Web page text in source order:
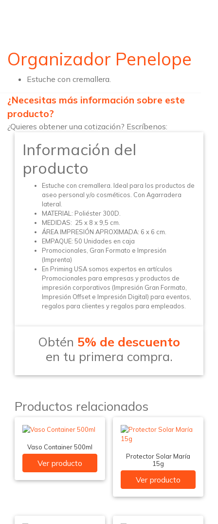
Organizador Penelope
Estuche con cremallera.
¿Necesitas más información sobre este
producto?
¿Quieres obtener una cotización? Escríbenos:
Información del
producto
Estuche con cremallera. Ideal para los productos de
aseo personal y/o cosméticos. Con Agarradera
lateral.
MATERIAL: Poliéster 300D.
MEDIDAS: 25 x 8 x 9,5 cm.
ÁREA IMPRESIÓN APROXIMADA: 6 x 6 cm.
EMPAQUE: 50 Unidades en caja
Promocionales, Gran Formato e Impresión
(Imprenta)
En Priming USA somos expertos en artículos
Promocionales para empresas y productos de
impresión corporativos (Impresión Gran Formato,
Impresión Offset e Impresión Digital) para eventos,
regalos para clientes y regalos para empleados.
Obtén 5% de descuento
en tu primera compra.
Productos relacionados
Vaso Container 500ml
Ver producto
Protector Solar María
15g
Ver producto